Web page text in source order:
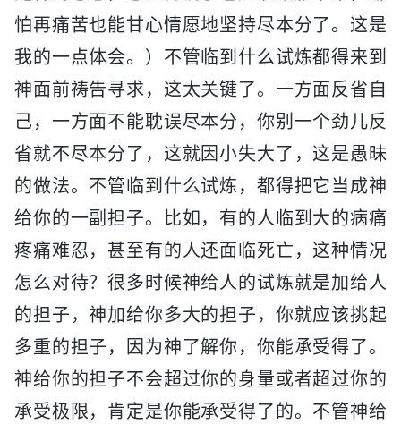
怕再痛苦也能甘心情愿地坚持尽本分了。这是
我的一点体会。）不管临到什么试炼都得来到
神面前祷告寻求，这太关键了。一方面反省自
己，一方面不能耽误尽本分，你别一个劲儿反
省就不尽本分了，这就因小失大了，这是愚昧
的做法。不管临到什么试炼，都得把它当成神
给你的一副担子。比如，有的人临到大的病痛
疼痛难忍，甚至有的人还面临死亡，这种情况
怎么对待？很多时候神给人的试炼就是加给人
的担子，神加给你多大的担子，你就应该挑起
多重的担子，因为神了解你，你能承受得了。
神给你的担子不会超过你的身量或者超过你的
承受极限，肯定是你能承受得了的。不管神给